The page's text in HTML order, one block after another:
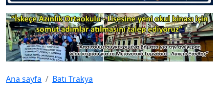
Ana sayfa Batı Trakya